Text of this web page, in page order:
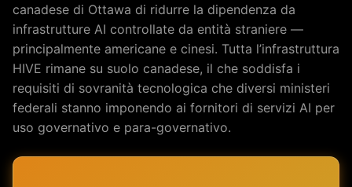
canadese di Ottawa di ridurre la dipendenza da
infrastrutture AI controllate da entità straniere —
principalmente americane e cinesi. Tutta l’infrastruttura
HIVE rimane su suolo canadese, il che soddisfa i
requisiti di sovranità tecnologica che diversi ministeri
federali stanno imponendo ai fornitori di servizi AI per
uso governativo e para-governativo.